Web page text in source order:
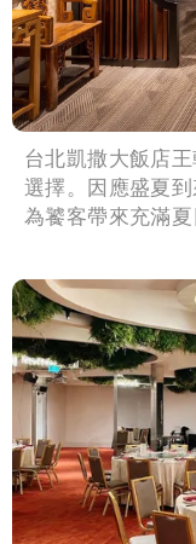
台北凱撒大飯店
選擇。因應盛夏
為饕客帶來充滿